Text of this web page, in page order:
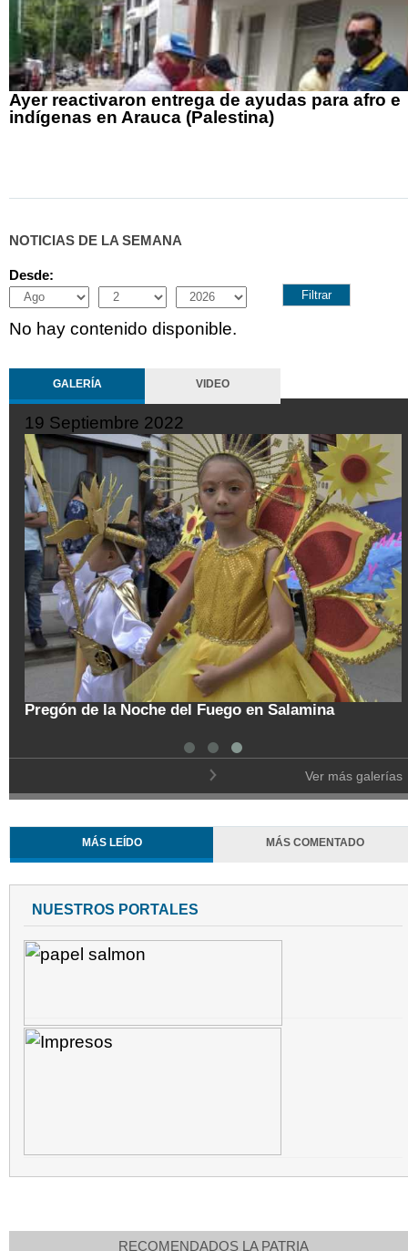
Ayer reactivaron entrega de ayudas para afro e
indígenas en Arauca (Palestina)
NOTICIAS DE LA SEMANA
Desde:
Month
Day Year
No hay contenido disponible.
GALERÍA VIDEO
19 Septiembre 2022
Pregón de la Noche del Fuego en Salamina
Ver más galerías
MÁS LEÍDO MÁS COMENTADO
NUESTROS PORTALES
RECOMENDADOS LA PATRIA